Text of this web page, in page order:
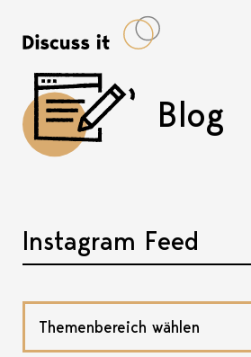
Blog
Instagram Feed
Akkordeon öffnen, bzw. schliessen
Themenbereich wählen